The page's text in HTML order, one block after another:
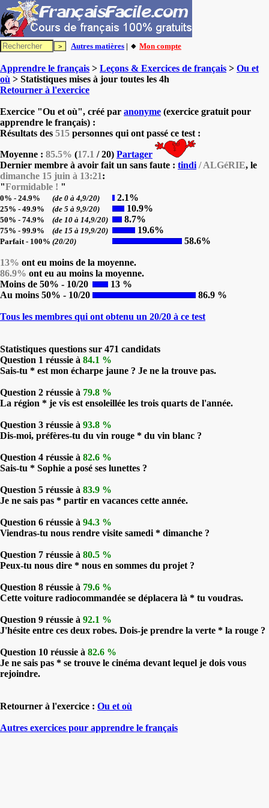
Autres matières | 🔸 Mon compte
Apprendre le français > Leçons & Exercices de français > Ou et
où > Statistiques mises à jour toutes les 4h
Retourner à l'exercice
Exercice "Ou et où", créé par anonyme (exercice gratuit pour
apprendre le français) :
Résultats des 515 personnes qui ont passé ce test :
Moyenne : 85.5% (17.1 / 20) Partager
Dernier membre à avoir fait un sans faute : tindi / ALGéRIE, le
dimanche 15 juin à 13:21:
"Formidable ! "
0% - 24.9% (de 0 à 4,9/20) 2.1%
25% - 49.9% (de 5 à 9,9/20) 10.9%
50% - 74.9% (de 10 à 14,9/20) 8.7%
75% - 99.9% (de 15 à 19,9/20) 19.6%
Parfait - 100% (20/20) 58.6%
13% ont eu moins de la moyenne.
86.9% ont eu au moins la moyenne.
Moins de 50% - 10/20
13 %
Au moins 50% - 10/20
86.9 %
Tous les membres qui ont obtenu un 20/20 à ce test
Statistiques questions sur 471 candidats
Question 1 réussie à 84.1 %
Sais-tu * est mon écharpe jaune ? Je ne la trouve pas.
Question 2 réussie à 79.8 %
La région * je vis est ensoleillée les trois quarts de l'année.
Question 3 réussie à 93.8 %
Dis-moi, préfères-tu du vin rouge * du vin blanc ?
Question 4 réussie à 82.6 %
Sais-tu * Sophie a posé ses lunettes ?
Question 5 réussie à 83.9 %
Je ne sais pas * partir en vacances cette année.
Question 6 réussie à 94.3 %
Viendras-tu nous rendre visite samedi * dimanche ?
Question 7 réussie à 80.5 %
Peux-tu nous dire * nous en sommes du projet ?
Question 8 réussie à 79.6 %
Cette voiture radiocommandée se déplacera là * tu voudras.
Question 9 réussie à 92.1 %
J'hésite entre ces deux robes. Dois-je prendre la verte * la rouge ?
Question 10 réussie à 82.6 %
Je ne sais pas * se trouve le cinéma devant lequel je dois vous
rejoindre.
Retourner à l'exercice : Ou et où
Autres exercices pour apprendre le français